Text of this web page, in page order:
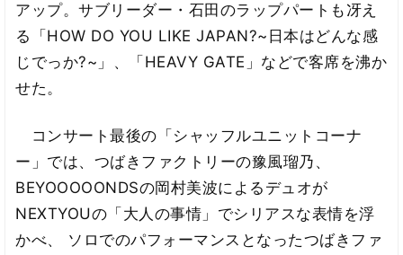
アップ。サブリーダー・石田のラップパートも冴え
る「HOW DO YOU LIKE JAPAN?~日本はどんな感
じでっか?~」、「HEAVY GATE」などで客席を沸か
せた。
コンサート最後の「シャッフルユニットコーナ
ー」では、つばきファクトリーの豫風瑠乃、
BEYOOOOONDSの岡村美波によるデュオが
NEXTYOUの「大人の事情」でシリアスな表情を浮
かべ、 ソロでのパフォーマンスとなったつばきファ